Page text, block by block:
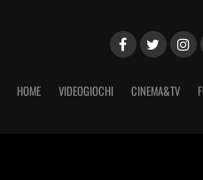
HOME VIDEOGIOCHI CINEMA&TV